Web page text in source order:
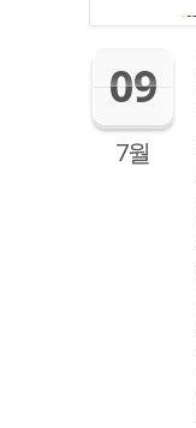
09
7월